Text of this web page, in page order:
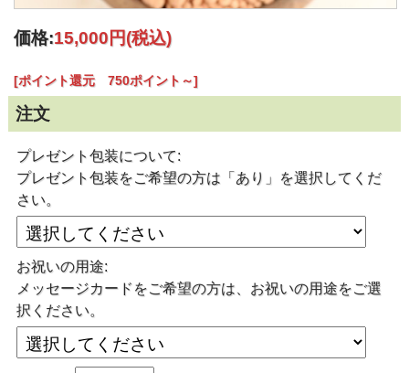
価格:15,000円(税込)
[ポイント還元 750ポイント～]
注文
プレゼント包装について:
プレゼント包装をご希望の方は「あり」を選択してくだ
さい。
お祝いの用途:
メッセージカードをご希望の方は、お祝いの用途をご選
択ください。